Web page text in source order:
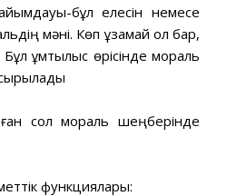
бұл елесін немесе
мәні. Көп ұзамай ол бар,
ұмтылыс өрісінде мораль
сол мораль шеңберінде
функциялары: